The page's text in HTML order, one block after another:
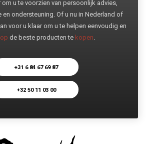
om u te voorzien van persoonlijk advies,
ondersteuning. Of u nu in Nederland of
voor u klaar om u te helpen eenvoudig en
de beste producten te kopen.
+31 6 84 67 69 87
+32 50 11 03 00